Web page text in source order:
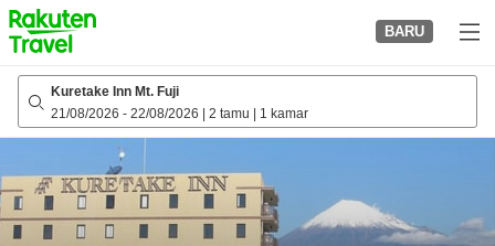
to
top
page
BARU
Kuretake Inn Mt. Fuji
21/08/2026 - 22/08/2026 2 tamu 1 kamar